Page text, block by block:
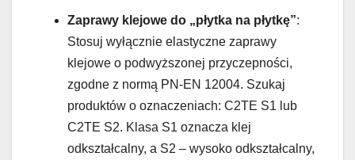
Zaprawy klejowe do „płytka na płytkę”:
Stosuj wyłącznie elastyczne zaprawy
klejowe o podwyższonej przyczepności,
zgodne z normą PN-EN 12004. Szukaj
produktów o oznaczeniach: C2TE S1 lub
C2TE S2. Klasa S1 oznacza klej
odkształcalny, a S2 – wysoko odkształcalny,